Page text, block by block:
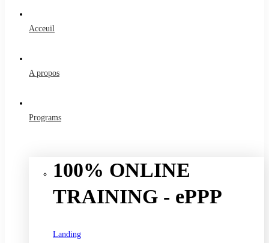
Acceuil
A propos
Programs
100% ONLINE
TRAINING - ePPP
Landing